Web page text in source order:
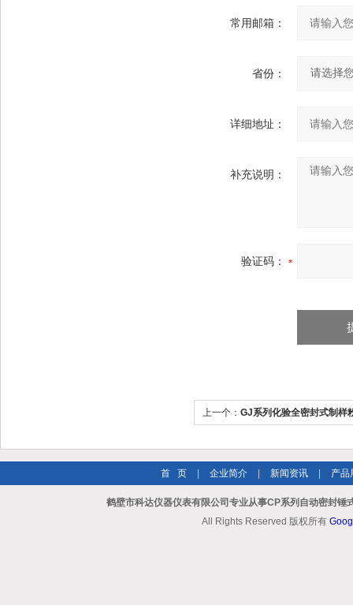
常用邮箱：
省份：
详细地址：
补充说明：
验证码：
上一个： GJ系列化验全密封式制样
首 页 企业简介 新闻资讯 产品
鹤壁市科达仪器仪表有限公司专业从事CP系列自动密封
All Rights Reserved 版权所有